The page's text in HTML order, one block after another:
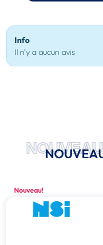
Info
Il n'y a aucun avis
Nouveau!